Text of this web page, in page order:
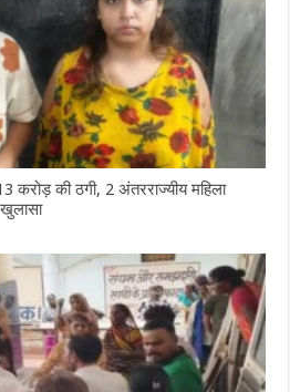
करोड़ की ठगी, 2 अंतरराज्यीय महिला